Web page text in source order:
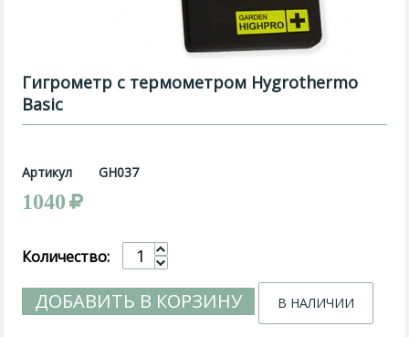
Гигрометр с термометром Hygrothermo
Basic
Артикул GH037
1040
Количество:
ДОБАВИТЬ В КОРЗИНУ В НАЛИЧИИ